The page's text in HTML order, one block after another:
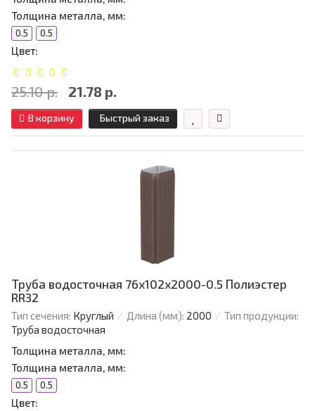
Толщина металла, мм:
0.5 0.5
Цвет:
25.10 р. 21.78 р.
В корзину Быстрый заказ
Труба водосточная 76х102х2000-0.5 Полиэстер
RR32
Тип сечения: Круглый Длина (мм): 2000
Тип продукции:
Труба водосточная
Толщина металла, мм:
Толщина металла, мм:
0.5 0.5
Цвет: